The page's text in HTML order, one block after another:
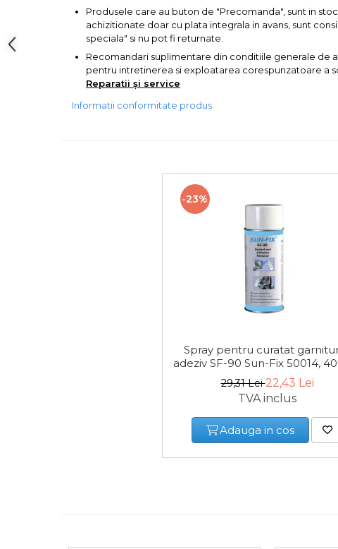
Corpuri de Iluminat
Produsele care au buton de "Precomanda", sunt in
achizitionate doar cu plata integrala in avans, sunt
speciala" si nu pot fi returnate.
Recomandari suplimentare din conditiile generale de
pentru intretinerea si exploatarea corespunzatoare a
Reparatii și service
Informatii conformitate produs
-23%
Spray pentru curatat
adeziv SF-90 Sun-Fix 50014,
29,31 Lei22,43 Lei
TVA inclus
Adauga in cos